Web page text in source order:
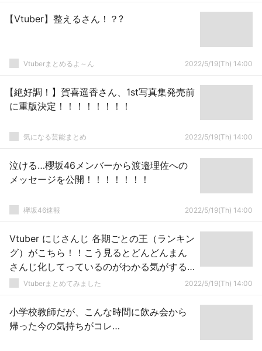
【Vtuber】整えるさん！？?
Vtuberまとめるよ～ん 2022/5/19(Th) 14:00
【絶好調！】賀喜遥香さん、1st写真集発売前
に重版決定！！！！！！！！
気になる芸能まとめ 2022/5/19(Th) 14:00
泣ける…櫻坂46メンバーから渡邉理佐への
メッセージを公開！！！！！！！
欅坂46速報 2022/5/19(Th) 14:00
Vtuber にじさんじ 各期ごとの王（ランキン
グ）がこちら！！こう見るとどんどんまん
さんじ化してっているのがわかる気がする…
Vtuberまとめてみました 2022/5/19(Th) 14:00
小学校教師だが、こんな時間に飲み会から
帰った今の気持ちがコレ…